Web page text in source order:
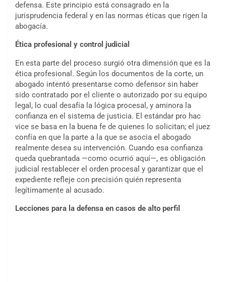
defensa. Este principio está consagrado en la
jurisprudencia federal y en las normas éticas que rigen la
abogacía.
Ética profesional y control judicial
En esta parte del proceso surgió otra dimensión que es la
ética profesional. Según los documentos de la corte, un
abogado intentó presentarse como defensor sin haber
sido contratado por el cliente o autorizado por su equipo
legal, lo cual desafía la lógica procesal, y aminora la
confianza en el sistema de justicia. El estándar pro hac
vice se basa en la buena fe de quienes lo solicitan; el juez
confía en que la parte a la que se asocia el abogado
realmente desea su intervención. Cuando esa confianza
queda quebrantada —como ocurrió aquí—, es obligación
judicial restablecer el orden procesal y garantizar que el
expediente refleje con precisión quién representa
legítimamente al acusado.
Lecciones para la defensa en casos de alto perfil